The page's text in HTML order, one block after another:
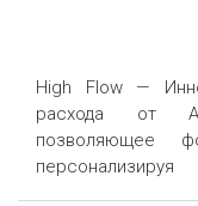
High Flow —
расхода от
позволяющее